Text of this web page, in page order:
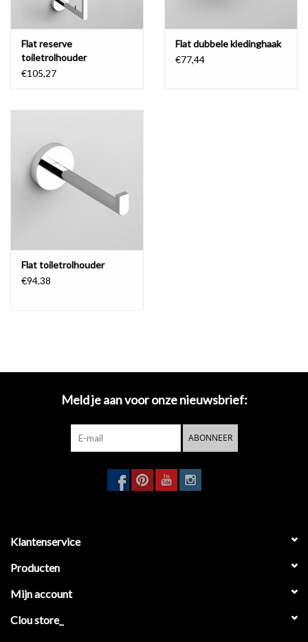
Flat reserve
toiletrolhouder
€105,27
Flat dubbele kledinghaak
€77,44
Flat toiletrolhouder
€94,38
Meld je aan voor onze nieuwsbrief:
ABONNEER
Klantenservice
Producten
Mijn account
Clou store_